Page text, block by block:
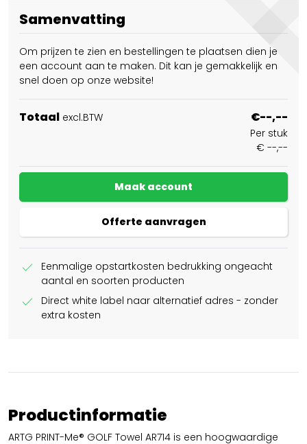
Samenvatting
Om prijzen te zien en bestellingen te plaatsen dien je
een account aan te maken. Dit kan je gemakkelijk en
snel doen op onze website!
Totaal excl.BTW €--,--
Per stuk
€ --,--
Maak account
Offerte aanvragen
check
Eenmalige opstartkosten bedrukking ongeacht
aantal en soorten producten
check
Direct white label naar alternatief adres - zonder
extra kosten
Productinformatie
ARTG PRINT-Me® GOLF Towel AR714 is een hoogwaardige